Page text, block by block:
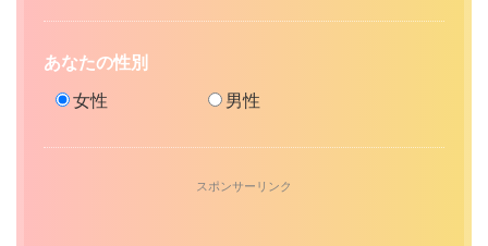
あなたの性別
女性 男性
スポンサーリンク